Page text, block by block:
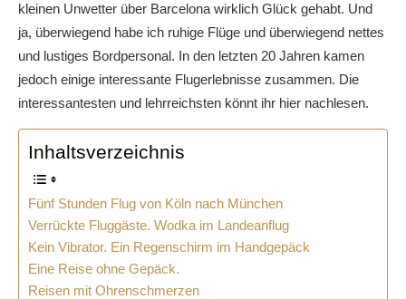
kleinen Unwetter über Barcelona wirklich Glück gehabt. Und
ja, überwiegend habe ich ruhige Flüge und überwiegend nettes
und lustiges Bordpersonal. In den letzten 20 Jahren kamen
jedoch einige interessante Flugerlebnisse zusammen. Die
interessantesten und lehrreichsten könnt ihr hier nachlesen.
Inhaltsverzeichnis
Fünf Stunden Flug von Köln nach München
Verrückte Fluggäste. Wodka im Landeanflug
Kein Vibrator. Ein Regenschirm im Handgepäck
Eine Reise ohne Gepäck.
Reisen mit Ohrenschmerzen